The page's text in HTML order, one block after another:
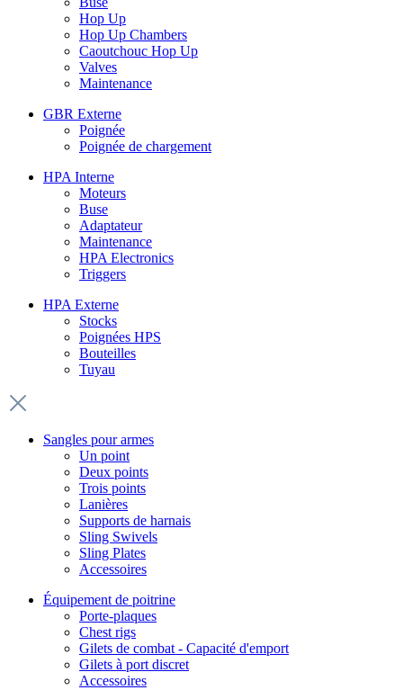
Hop Up
Hop Up Chambers
Caoutchouc Hop Up
Valves
Maintenance
GBR Externe
Poignée
Poignée de chargement
HPA Interne
Moteurs
Buse
Adaptateur
Maintenance
HPA Electronics
Triggers
HPA Externe
Stocks
Poignées HPS
Bouteilles
Tuyau
Sangles pour armes
Un point
Deux points
Trois points
Lanières
Supports de harnais
Sling Swivels
Sling Plates
Accessoires
Équipement de poitrine
Porte-plaques
Chest rigs
Gilets de combat - Capacité d'emport
Gilets à port discret
Accessoires